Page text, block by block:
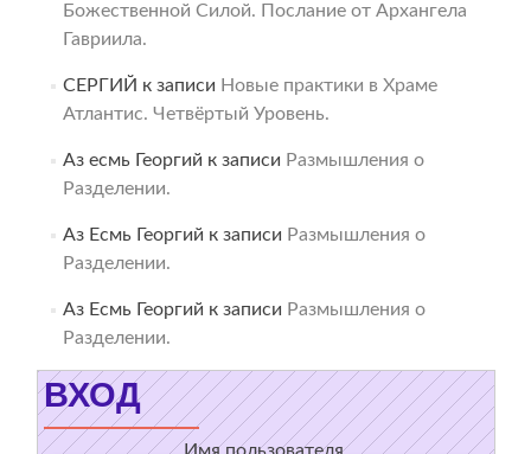
Божественной Силой. Послание от Архангела
Гавриила.
СЕРГИЙ к записи Новые практики в Храме
Атлантис. Четвёртый Уровень.
Аз есмь Георгий к записи Размышления о
Разделении.
Аз Есмь Георгий к записи Размышления о
Разделении.
Аз Есмь Георгий к записи Размышления о
Разделении.
ВХОД